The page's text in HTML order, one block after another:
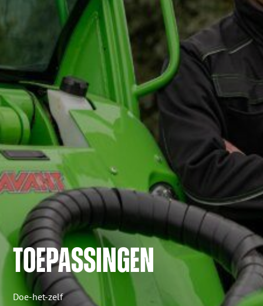
TOEPASSINGEN
Doe-het-zelf